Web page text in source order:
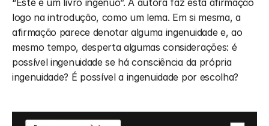
“Este é um livro ingénuo”. A autora faz esta afirmação
logo na introdução, como um lema. Em si mesma, a
afirmação parece denotar alguma ingenuidade e, ao
mesmo tempo, desperta algumas considerações: é
possível ingenuidade se há consciência da própria
ingenuidade? É possível a ingenuidade por escolha?